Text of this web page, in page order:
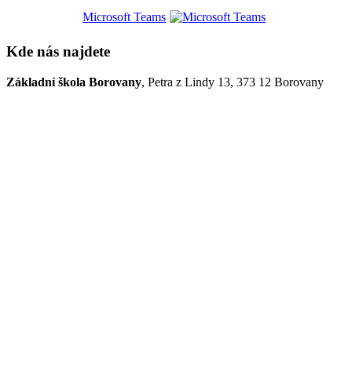
Microsoft Teams
Kde nás najdete
Základní škola Borovany, Petra z Lindy 13, 373 12 Borovany